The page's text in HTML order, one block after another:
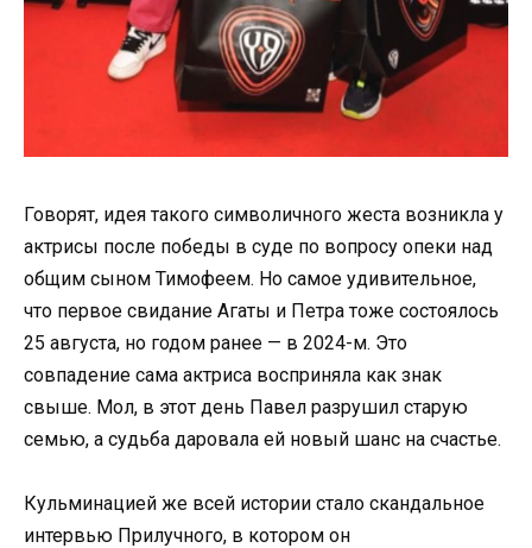
Говорят, идея такого символичного жеста возникла у
актрисы после победы в суде по вопросу опеки над
общим сыном Тимофеем. Но самое удивительное,
что первое свидание Агаты и Петра тоже состоялось
25 августа, но годом ранее — в 2024-м. Это
совпадение сама актриса восприняла как знак
свыше. Мол, в этот день Павел разрушил старую
семью, а судьба даровала ей новый шанс на счастье.
Кульминацией же всей истории стало скандальное
интервью Прилучного, в котором он